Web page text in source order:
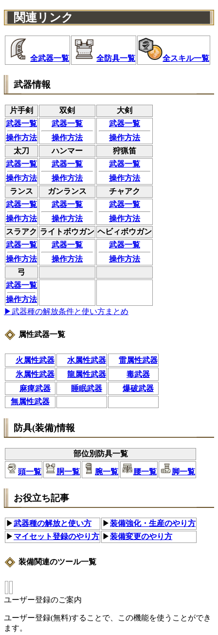
関連リンク
全武器一覧 全防具一覧 全スキル一覧
武器情報
片手剣 双剣
大剣
武器一覧
操作方法
武器一覧
操作方法
武器一覧
操作方法
太刀
ハンマー
狩猟笛
武器一覧
操作方法
武器一覧
操作方法
武器一覧
操作方法
ランス
ガンランス
チャアク
武器一覧
操作方法
武器一覧
操作方法
武器一覧
操作方法
スラアク ライトボウガン ヘビィボウガン
武器一覧
操作方法
武器一覧
操作方法
武器一覧
操作方法
弓
武器一覧
操作方法
▶武器種の解放条件と使い方まとめ
属性武器一覧
火属性武器 水属性武器
雷属性武器
氷属性武器
龍属性武器
毒武器
麻痺武器
睡眠武器
爆破武器
無属性武器
防具(装備)情報
部位別防具一覧
頭一覧 胴一覧 腕一覧 腰一覧 脚一覧
お役立ち記事
▶武器種の解放と使い方 ▶装備強化・生産のやり方
▶ マイセット登録のやり方 ▶装備変更のやり方
装備関連のツール一覧
ユーザー登録のご案内
ユーザー登録(無料)することで、この機能を使うことができ
ます。